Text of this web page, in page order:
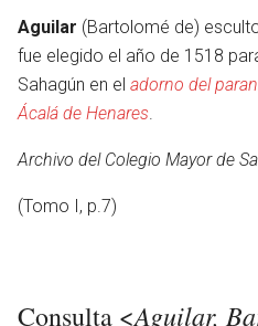
Leer
Aguilar (Bartolomé de)
fue elegido el año de 1518
Sahagún en el adorno del
Ácalá de Henares.
Archivo del Colegio Mayor de
(Tomo I, p.7)
Consulta <Aguilar,